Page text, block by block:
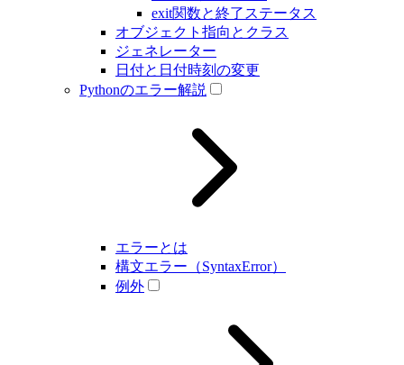
exit関数と終了ステータス
オブジェクト指向とクラス
ジェネレーター
日付と日付時刻の変更
Pythonのエラー解説
エラーとは
構文エラー（SyntaxError）
例外